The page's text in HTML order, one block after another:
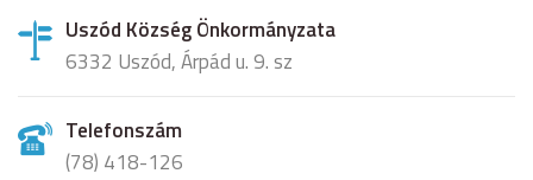
Uszód Község Önkormányzata
6332 Uszód, Árpád u. 9. sz
Telefonszám
(78) 418-126